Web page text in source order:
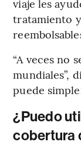
viaje les
tratamiento
“A veces no
mundiales”,
puede
¿Puedo
cobertura